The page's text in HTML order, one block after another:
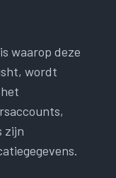
waarop deze
wordt
zijn